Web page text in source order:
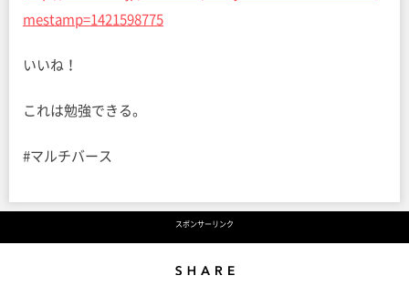
mestamp=1421598775
いいね！
これは勉強できる。
#マルチバース
スポンサーリンク